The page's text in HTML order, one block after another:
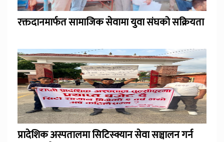
रक्तदानमार्फत सामाजिक सेवामा युवा संघको सक्रियता
प्रादेशिक अस्पतालमा सिटिस्क्यान सेवा सञ्चालन गर्न